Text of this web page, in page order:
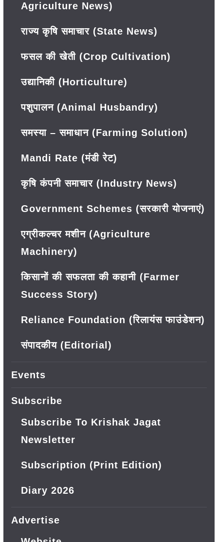
Agriculture News)
राज्य कृषि समाचार (State News)
फसल की खेती (Crop Cultivation)
उद्यानिकी (Horticulture)
पशुपालन (Animal Husbandry)
समस्या – समाधान (Farming Solution)
Mandi Rate (मंडी रेट)
कृषि कंपनी समाचार (Industry News)
Government Schemes (सरकारी योजनाएं)
एग्रीकल्चर मशीन (Agriculture
Machinery)
किसानों की सफलता की कहानी (Farmer
Success Story)
Reliance Foundation (रिलायंस फाउंडेशन)
संपादकीय (Editorial)
Events
Subscribe
Subscribe To Krishak Jagat
Newsletter
Subscription (Print Edition)
Diary 2026
Advertise